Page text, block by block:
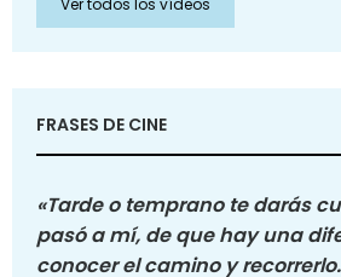
FRASES DE CINE
«Tarde o temprano te darás
pasó a mí, de que hay una
conocer el camino y